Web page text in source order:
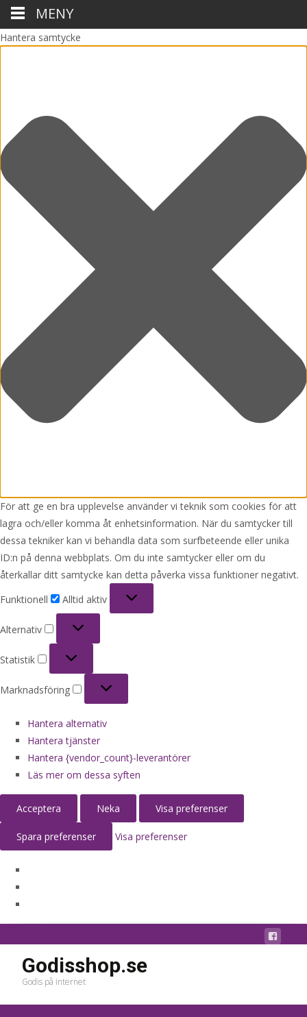
Hantera samtycke
För att ge en bra upplevelse använder vi teknik som cookies för att
lagra och/eller komma åt enhetsinformation. När du samtycker till
dessa tekniker kan vi behandla data som surfbeteende eller unika
ID:n på denna webbplats. Om du inte samtycker eller om du
återkallar ditt samtycke kan detta påverka vissa funktioner negativt.
Funktionell
Alltid aktiv
Alternativ
Statistik
Marknadsföring
Hantera alternativ
Hantera tjänster
Hantera {vendor_count}-leverantörer
Läs mer om dessa syften
Acceptera Neka Visa preferenser
Spara preferenser Visa preferenser
Godisshop.se
Godis på internet
MENY